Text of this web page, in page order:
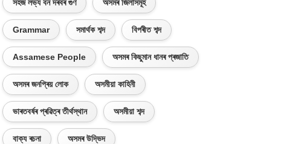
সহজ লভ্য বন দৰবৰ গুণ অসমৰ জিলাসমূহ
Grammar সমাৰ্থক শব্দ বিপৰীত শব্দ
Assamese People অসমৰ কিছুমান ধানৰ প্ৰজাতি
অসমৰ জনপ্ৰিয় লোক অসমীয়া কাহিনী
ভাৰতবৰ্ষৰ প্ৰৱিত্ৰ তীৰ্থস্থান অসমীয়া শব্দ
বাক্য ৰচনা অসমৰ উদ্ভিদ